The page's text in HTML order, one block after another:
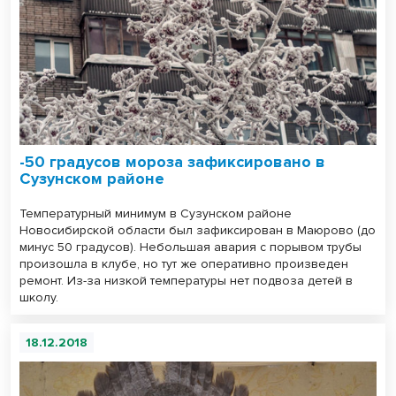
-50 градусов мороза зафиксировано в
Сузунском районе
Температурный минимум в Сузунском районе
Новосибирской области был зафиксирован в Маюрово (до
минус 50 градусов). Небольшая авария с порывом трубы
произошла в клубе, но тут же оперативно произведен
ремонт. Из-за низкой температуры нет подвоза детей в
школу.
18.12.2018